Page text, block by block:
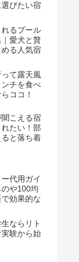
びたい宿
るプール
愛犬と贅
る人気宿
て露天風
チを食べ
ココ！
こえる宿
たい！部
と落ち着
代用ガイ
のや100均
効果的な
ならリト
験から始